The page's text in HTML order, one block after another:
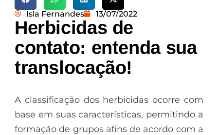
Isla Fernandes 13/07/2022
Herbicidas de
contato: entenda sua
translocação!
A classificação dos herbicidas ocorre com
base em suas características, permitindo a
formação de grupos afins de acordo com a